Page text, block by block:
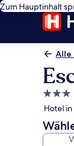
Zum Hauptinhalt
Alle
3.0-
Sterne-
Hotel